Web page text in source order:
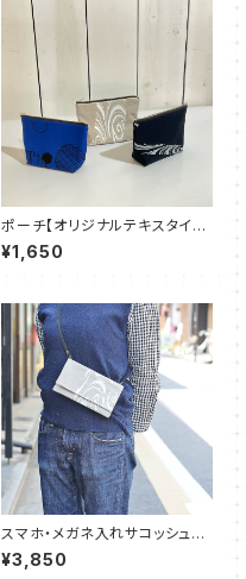
ポーチ【オリジナルテキスタイ
ル】original textile pouch
¥1,650
スマホ・メガネ入れサコッシュ
【オリジナルテキスタイル】origi
nal textile shoulder bag
¥3,850